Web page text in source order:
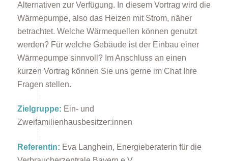
Energieberatung
Energiespartipps
Alternativen zur Verfügung. In diesem Vortrag wird die
Wärmepumpe, also das Heizen mit Strom, näher
betrachtet. Welche Wärmequellen können genutzt
werden? Für welche Gebäude ist der Einbau einer
Wärmepumpe sinnvoll? Im Anschluss an einen
kurzen Vortrag können Sie uns gerne im Chat Ihre
Fragen stellen.
Zielgruppe: Ein- und
Zweifamilienhausbesitzer:innen
Referentin: Eva Langhein, Energieberaterin für die